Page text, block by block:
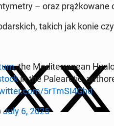
– oraz prąż­ko­wa­ne
takich jak konie
, the Me­di­ter­ra­ne­an
in the Pa­le­arc­tic,
5rTmSI4Ghd
July 6, 2025